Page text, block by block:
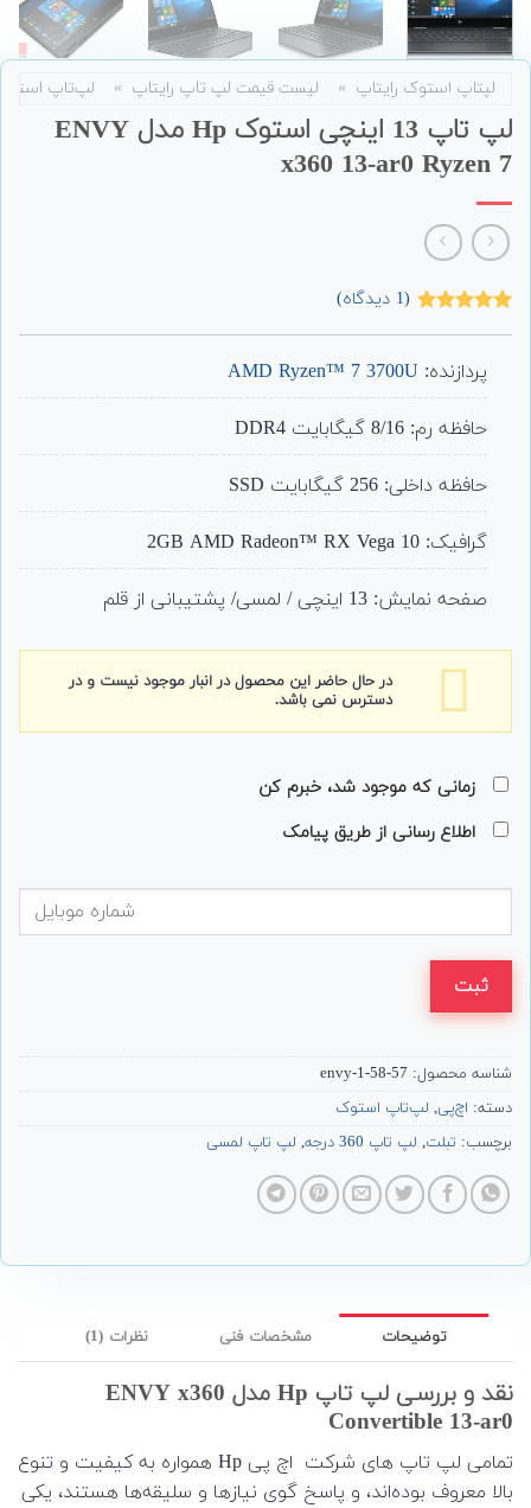
لپتاپ استوک رایتاپ » لیست قیمت لپ تاپ رایتاپ » لپ‌تاپ
لپ تاپ 13 اینچی استوک Hp مدل ENVY
x360 13-ar0 Ryzen 7
مشتری
(
1 دیدگاه)
پردازنده: AMD Ryzen™ 7 3700U
حافظه رم: 8/16 گیگابایت DDR4
حافظه داخلی: 256 گیگابایت SSD
گرافیک: 2GB AMD Radeon™ RX Vega 10
صفحه نمایش: 13 اینچی / لمسی/ پشتیبانی از قلم
در حال حاضر این محصول در انبار موجود نیست و در
دسترس نمی باشد.
زمانی که موجود شد، خبرم کن
اطلاع رسانی از طریق پیامک
ثبت
شناسه محصول: 57-58-envy-1
دسته: اچ‌پی, لپ‌تاپ استوک
برچسب: تبلت, لپ تاپ 360 درجه , لپ تاپ لمسی
توضیحات مشخصات فنی نظرات (1)
نقد و بررسی لپ تاپ Hp مدل ENVY x360
Convertible 13-ar0
تمامی لپ ‌تاپ‌ های شرکت اچ ‌پی Hp همواره به کیفیت و تنوع
بالا معروف بوده‌اند، و پاسخ ‌گوی نیازها و سلیقه‌ها هستند، یکی